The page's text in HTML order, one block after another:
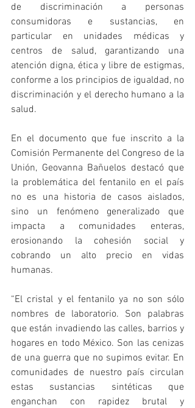
de discriminación a personas
consumidoras e sustancias, en
particular en unidades médicas y
centros de salud, garantizando una
atención digna, ética y libre de estigmas,
conforme a los principios de igualdad, no
discriminación y el derecho humano a la
salud.
En el documento que fue inscrito a la
Comisión Permanente del Congreso de la
Unión, Geovanna Bañuelos destacó que
la problemática del fentanilo en el país
no es una historia de casos aislados,
sino un fenómeno generalizado que
impacta a comunidades enteras,
erosionando la cohesión social y
cobrando un alto precio en vidas
humanas.
“El cristal y el fentanilo ya no son sólo
nombres de laboratorio. Son palabras
que están invadiendo las calles, barrios y
hogares en todo México. Son las cenizas
de una guerra que no supimos evitar. En
comunidades de nuestro país circulan
estas sustancias sintéticas que
enganchan con rapidez brutal y